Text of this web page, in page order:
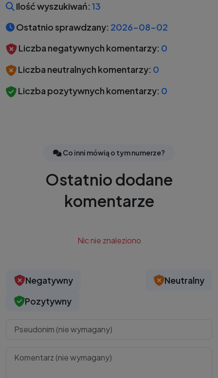
Ilość wyszukiwań: 13
Ostatnio sprawdzany: 2026-08-02
Liczba negatywnych komentarzy: 0
Liczba neutralnych komentarzy: 0
Liczba pozytywnych komentarzy: 0
Co inni mówią o tym numerze?
Ostatnio dodane
komentarze
Nic nie znaleziono
Negatywny
Neutralny
Pozytywny